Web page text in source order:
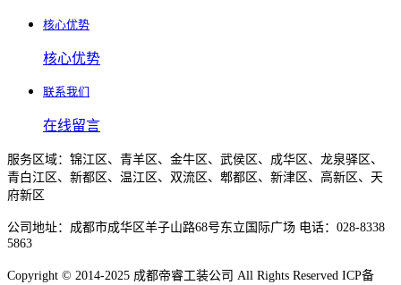
核心优势
核心优势
联系我们
在线留言
服务区域：锦江区、青羊区、金牛区、武侯区、成华区、龙泉驿区、
青白江区、新都区、温江区、双流区、郫都区、新津区、高新区、天
府新区
公司地址：成都市成华区羊子山路68号东立国际广场 电话：028-8338
5863
Copyright © 2014-2025 成都帝睿工装公司 All Rights Reserved ICP备